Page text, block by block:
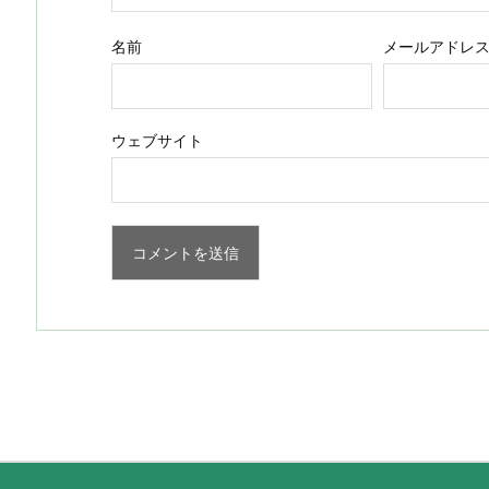
名前 メールアドレス
ウェブサイト